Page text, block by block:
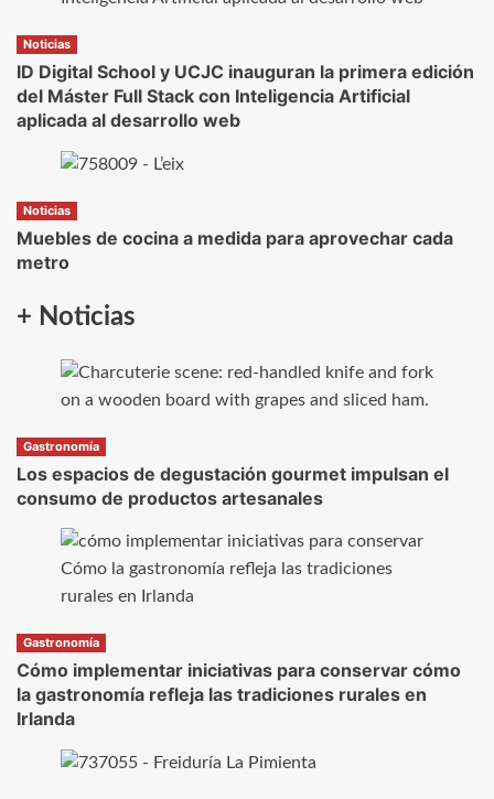
Noticias
ID Digital School y UCJC inauguran la primera edición
del Máster Full Stack con Inteligencia Artificial
aplicada al desarrollo web
Noticias
Muebles de cocina a medida para aprovechar cada
metro
+ Noticias
Gastronomía
Los espacios de degustación gourmet impulsan el
consumo de productos artesanales
Gastronomía
Cómo implementar iniciativas para conservar cómo
la gastronomía refleja las tradiciones rurales en
Irlanda